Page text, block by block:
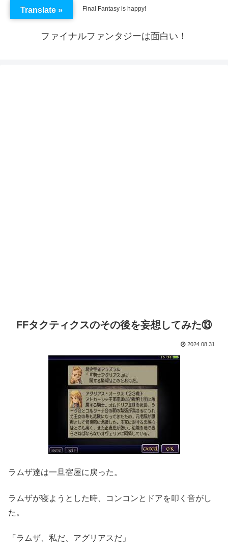
Final Fantasy is happy!
ファイナルファンタジーは面白い！
FFタクティクスのその後を妄想してみた⑬
2024.08.31
ラムザ達は一旦宿屋に戻った。
ラムザが寝ようとした時、コンコンとドアを叩く音がし
た。
「ラムザ、私だ、アグリアスだ」
Translate »